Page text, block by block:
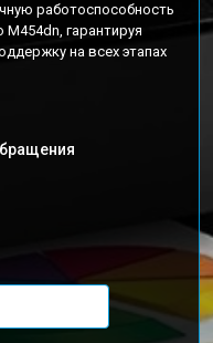
работоспособность
M454dn, гарантируя
на всех этапах